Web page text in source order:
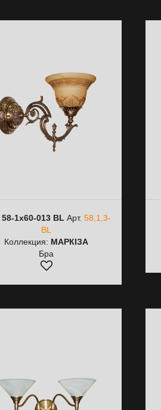
1х60-013 BL Арт.58,1,3-
BL
Коллекция: МАРКІЗА
Бра